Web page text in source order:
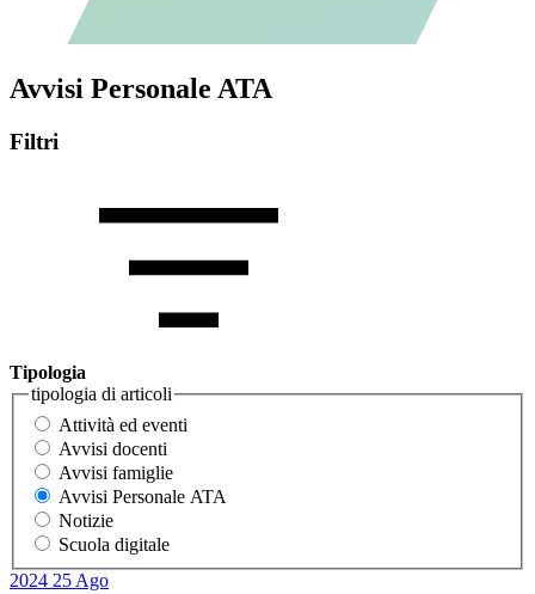
Avvisi Personale ATA
Filtri
Tipologia
tipologia di articoli
Attività ed eventi
Avvisi docenti
Avvisi famiglie
Avvisi Personale ATA
Notizie
Scuola digitale
2024 25 Ago